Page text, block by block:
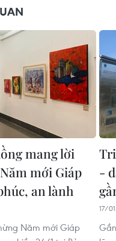
mang lời
mới Giáp
an lành
Năm mới Giáp
-
17/